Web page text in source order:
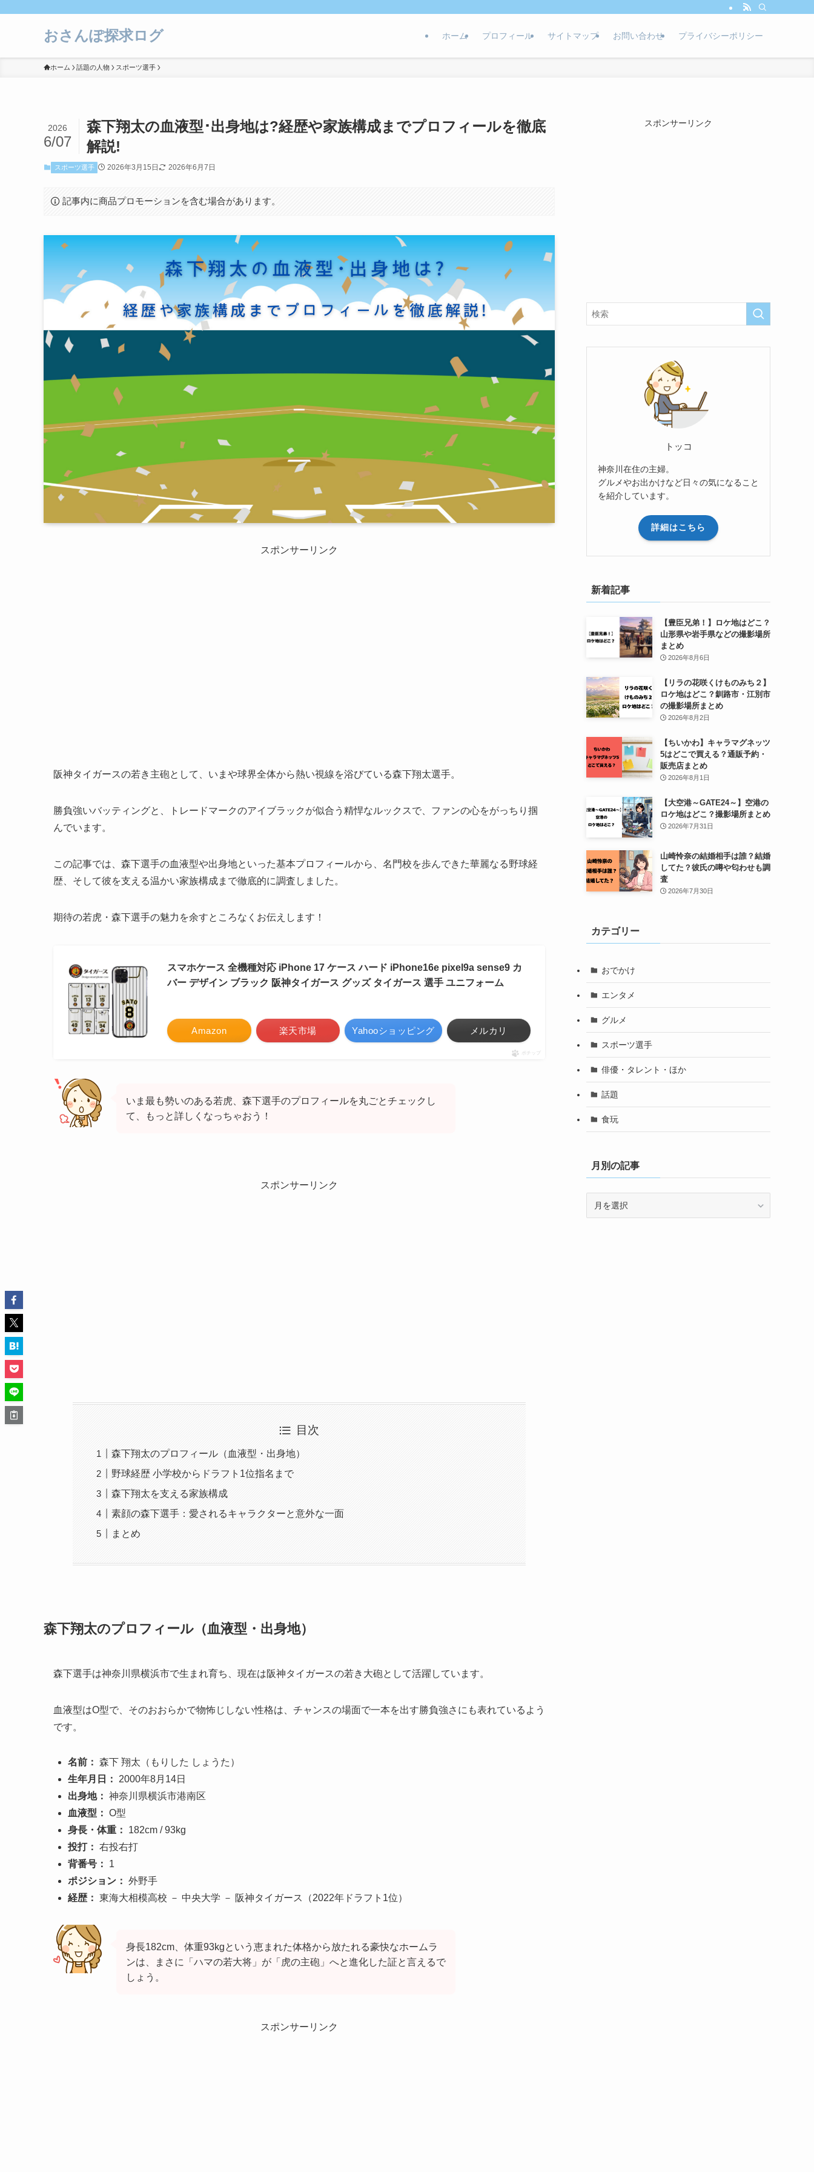
おさんぽ探求ログ ホーム プロフィール サイトマップ お問い合わせ プライバシーポリシー
ホーム 話題の人物 スポーツ選手
森下翔太の血液型･出身地は?経歴や家族構成までプロフィールを徹底
解説!
2026
6/07
スポーツ選手 2026年3月15日 2026年6月7日
記事内に商品プロモーションを含む場合があります。
スポンサーリンク
阪神タイガースの若き主砲として、いまや球界全体から熱い視線を浴びている森下翔太選手。
勝負強いバッティングと、トレードマークのアイブラックが似合う精悍なルックスで、ファンの心をがっちり掴
んでいます。
この記事では、森下選手の血液型や出身地といった基本プロフィールから、名門校を歩んできた華麗なる野球経
歴、そして彼を支える温かい家族構成まで徹底的に調査しました。
期待の若虎・森下選手の魅力を余すところなくお伝えします！
スマホケース 全機種対応 iPhone 17 ケース ハード iPhone16e pixel9a sense9 カ
バー デザイン ブラック 阪神タイガース グッズ タイガース 選手 ユニフォーム
Amazon 楽天市場 Yahooショッピング メルカリ
ポチップ
いま最も勢いのある若虎、森下選手のプロフィールを丸ごとチェックし
て、もっと詳しくなっちゃおう！
スポンサーリンク
目次
森下翔太のプロフィール（血液型・出身地）
野球経歴 小学校からドラフト1位指名まで
森下翔太を支える家族構成
素顔の森下選手：愛されるキャラクターと意外な一面
まとめ
森下翔太のプロフィール（血液型・出身地）
森下選手は神奈川県横浜市で生まれ育ち、現在は阪神タイガースの若き大砲として活躍しています。
血液型はO型で、そのおおらかで物怖じしない性格は、チャンスの場面で一本を出す勝負強さにも表れているよう
です。
名前： 森下 翔太（もりした しょうた）
生年月日：
2000年8月14日
出身地： 神奈川県横浜市港南区
血液型： O型
身長・体重：
182cm / 93kg
投打： 右投右打
背番号：
1
ポジション： 外野手
経歴： 東海大相模高校 － 中央大学 － 阪神タイガース（2022年ドラフト1位）
身長182cm、体重93kgという恵まれた体格から放たれる豪快なホームラ
ンは、まさに「ハマの若大将」が「虎の主砲」へと進化した証と言えるで
しょう。
スポンサーリンク
スポンサーリンク
トッコ
神奈川在住の主婦。
グルメやお出かけなど日々の気になること
を紹介しています。
詳細はこちら
新着記事
【豊臣兄弟！】ロケ地はどこ？
山形県や岩手県などの撮影場所
まとめ
2026年8月6日
【リラの花咲くけものみち２】
ロケ地はどこ？釧路市・江別市
の撮影場所まとめ
2026年8月2日
【ちいかわ】キャラマグネッツ
5はどこで買える？通販予約・
販売店まとめ
2026年8月1日
【大空港～GATE24～】空港の
ロケ地はどこ？撮影場所まとめ
2026年7月31日
山崎怜奈の結婚相手は誰？結婚
してた？彼氏の噂や匂わせも調
査
2026年7月30日
カテゴリー
おでかけ
エンタメ
グルメ
スポーツ選手
俳優・タレント・ほか
話題
食玩
月別の記事